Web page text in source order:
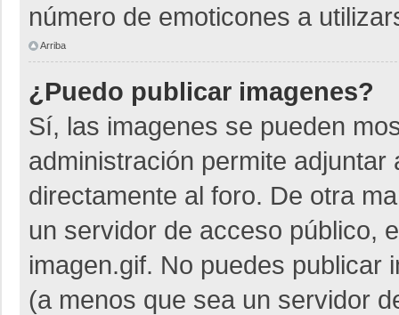
número de emoticones a
Arriba
¿Puedo publicar imagenes?
Sí, las imagenes se pueden
administración permite
directamente al foro. De otra
un servidor de acceso público,
imagen.gif. No puedes publicar
(a menos que sea un servidor